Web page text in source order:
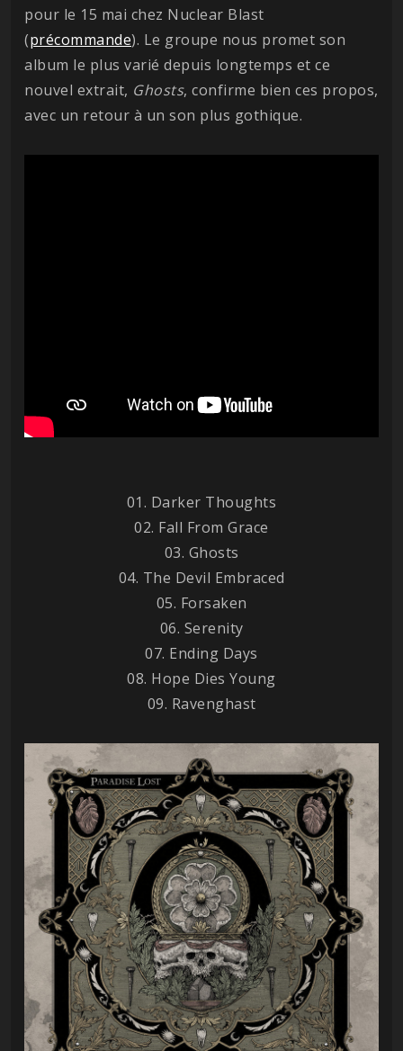
pour le 15 mai chez Nuclear Blast
(précommande). Le groupe nous promet son
album le plus varié depuis longtemps et ce
nouvel extrait, Ghosts, confirme bien ces propos,
avec un retour à un son plus gothique.
01. Darker Thoughts
02. Fall From Grace
03. Ghosts
04. The Devil Embraced
05. Forsaken
06. Serenity
07. Ending Days
08. Hope Dies Young
09. Ravenghast